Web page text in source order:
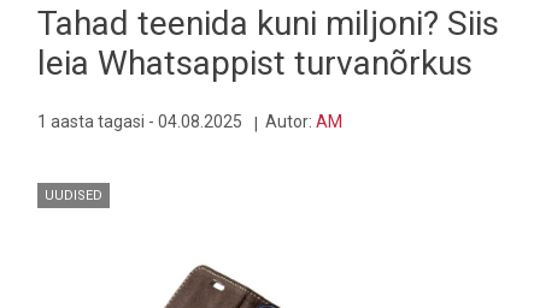
Tahad teenida kuni miljoni? Siis
leia Whatsappist turvanõrkus
1 aasta tagasi - 04.08.2025 Autor: AM
UUDISED